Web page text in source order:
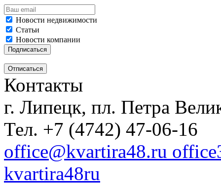
Новости недвижимости
Статьи
Новости компании
Контакты
г. Липецк, пл. Петра
Тел. +7 (4742) 47-06-16
office@kvartira48.ru
kvartira48ru